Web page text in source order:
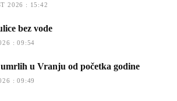
2026 : 15:42
bez vode
: 09:54
u Vranju od početka godine
: 09:49